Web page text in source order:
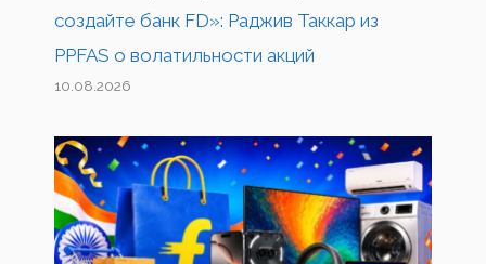
создайте банк FD»: Раджив Таккар из
PPFAS о волатильности акций
10.08.2026